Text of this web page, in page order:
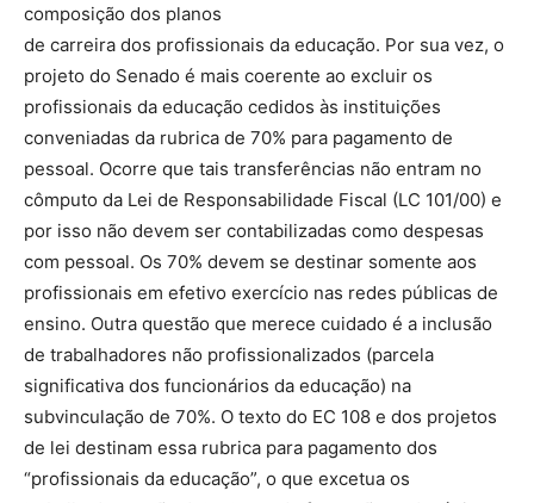
composição dos planos
de carreira dos profissionais da educação. Por sua vez, o
projeto do Senado é mais coerente ao excluir os
profissionais da educação cedidos às instituições
conveniadas da rubrica de 70% para pagamento de
pessoal. Ocorre que tais transferências não entram no
cômputo da Lei de Responsabilidade Fiscal (LC 101/00) e
por isso não devem ser contabilizadas como despesas
com pessoal. Os 70% devem se destinar somente aos
profissionais em efetivo exercício nas redes públicas de
ensino. Outra questão que merece cuidado é a inclusão
de trabalhadores não profissionalizados (parcela
significativa dos funcionários da educação) na
subvinculação de 70%. O texto do EC 108 e dos projetos
de lei destinam essa rubrica para pagamento dos
“profissionais da educação”, o que excetua os